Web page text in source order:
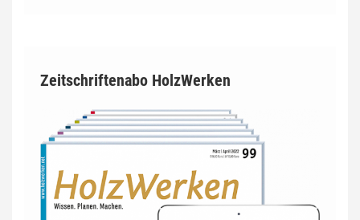
Zeitschriftenabo HolzWerken